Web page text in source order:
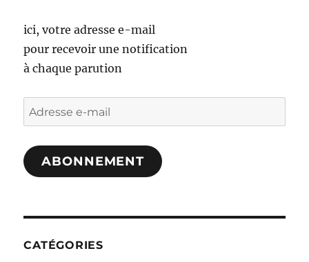
ici, votre adresse e-mail
pour recevoir une notification
à chaque parution
Adresse
e-
mail
ABONNEMENT
CATÉGORIES